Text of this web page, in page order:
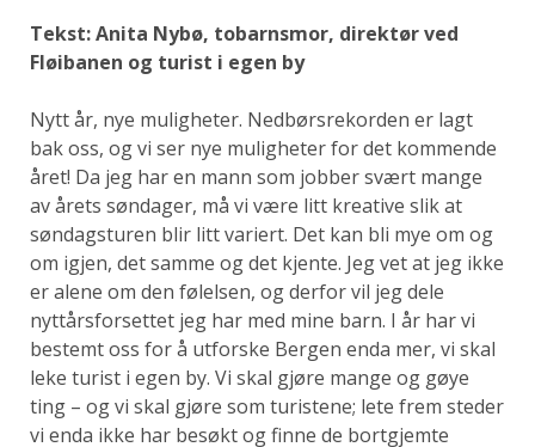
Tekst: Anita Nybø, tobarnsmor, direktør ved
Fløibanen og turist i egen by
Nytt år, nye muligheter. Nedbørsrekorden er lagt
bak oss, og vi ser nye muligheter for det kommende
året! Da jeg har en mann som jobber svært mange
av årets søndager, må vi være litt kreative slik at
søndagsturen blir litt variert. Det kan bli mye om og
om igjen, det samme og det kjente. Jeg vet at jeg ikke
er alene om den følelsen, og derfor vil jeg dele
nyttårsforsettet jeg har med mine barn. I år har vi
bestemt oss for å utforske Bergen enda mer, vi skal
leke turist i egen by. Vi skal gjøre mange og gøye
ting – og vi skal gjøre som turistene; lete frem steder
vi enda ikke har besøkt og finne de bortgjemte